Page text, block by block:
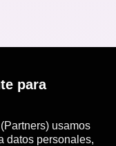
para
usamos
datos personales,